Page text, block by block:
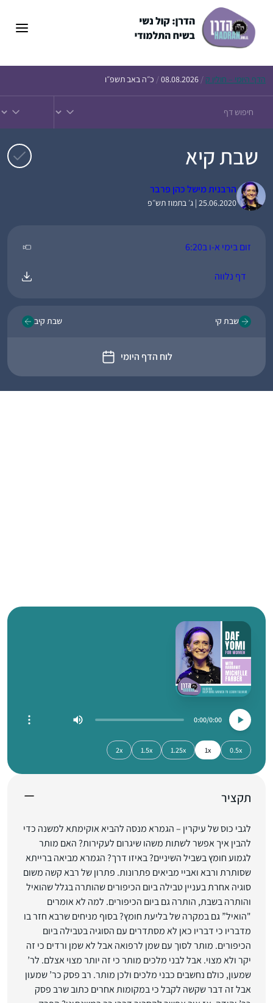
הדף היומי – חולין ק /
08.08.2026
/ כ״ה באב תשפ״ו
שבת קיא
הרבנית מישל כהן פרבר
25.06.2020 | ג׳ בתמוז תש״פ
זום בימי א-ו ב6:20
דף נלווה
שבת קי
לוח הדף היומי
שבת קיב
0:00
0:00
0.5x
1x
1.25x
1.5x
2x
תקציר
לגבי כוס של עיקרין – הגמרא מנסה להביא אוקימתא למשנה כדי
להבין איך אפשר לשתות משהו שיגרום לעקירות? האם מותר
לגמוע חומץ בשביל השיניים? באיזו דרך? הגמרא מביאה ברייתא
שסותרת ורבא ואביי מביאים פתרונות. פתרון של רבא קשה משום
סוגיה אחרת בעניין טבילה ביום הכיפורים שהותרה בגלל שהואיל
והותרה בשבת, הותרה גם ביום הכיפורים. למה לא אומרים
"הואיל” גם במקרה של בליעת חומץ? בסוף מניחים שרבא חזר בו
מדבריו כי דבריו כאן לא מסתדרים עם הסוגיה בטבילה ביום
הכיפורים. מותר לסוך עם שמן לרפואה אבל לא שמן ורדים כי זה
יקר ולא מצוי. אבל לבני מלכים מותר כי זה יותר מצוי אצלם. לר’
שמעון, כולם נחשבים כבני מלכים ולכן מותר. רב פסק כר’ שמעון
אבל זה דבר שקשה לקבל כי במקומות אחרים כתוב שרב פסק